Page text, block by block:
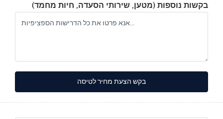
בקשות נוספות (מטען, שירותי הסעדה, חיות מחמד)